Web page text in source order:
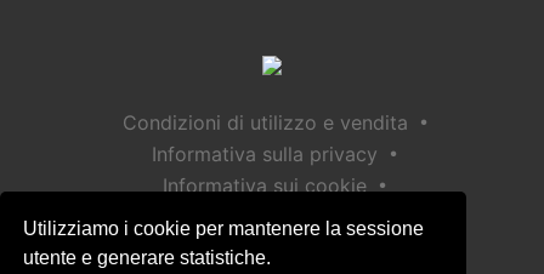
Utilizziamo i cookie per mantenere la sessione
utente e generare statistiche.
Condizioni di utilizzo e vendita •
Informativa sulla privacy •
Informativa sui cookie •
Politica sulla sicurezza dei bambini
Aiuto / Contatto